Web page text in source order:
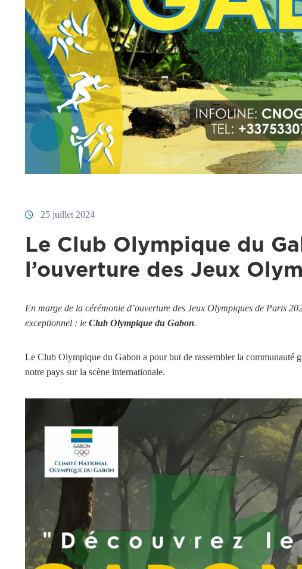
25 juillet 2024
Le Club Olympique du
l’ouverture des Jeux
En marge de la cérémonie d’ouverture des Jeux Olympiques de Paris
exceptionnel : le Club Olympique du Gabon.
Le Club Olympique du Gabon a pour but de rassembler la communauté
notre pays sur la scène internationale.